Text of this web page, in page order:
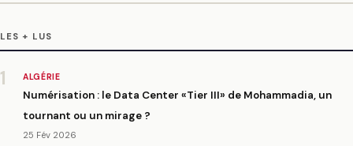
LES + LUS
1 ALGÉRIE
Numérisation : le Data Center «Tier III» de Mohammadia, un
tournant ou un mirage ?
25 Fév 2026